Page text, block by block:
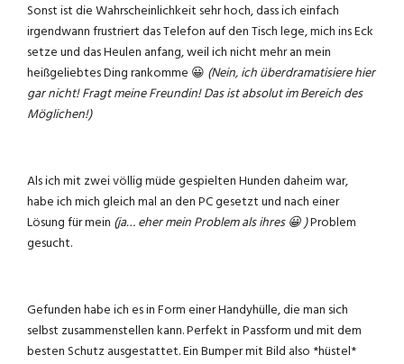
Sonst ist die Wahrscheinlichkeit sehr hoch, dass ich einfach
irgendwann frustriert das Telefon auf den Tisch lege, mich ins Eck
setze und das Heulen anfang, weil ich nicht mehr an mein
heißgeliebtes Ding rankomme 😀 (Nein, ich überdramatisiere hier
gar nicht! Fragt meine Freundin! Das ist absolut im Bereich des
Möglichen!)
Als ich mit zwei völlig müde gespielten Hunden daheim war,
habe ich mich gleich mal an den PC gesetzt und nach einer
Lösung für mein (ja… eher mein Problem als ihres 😀 )Problem
gesucht.
Gefunden habe ich es in Form einer Handyhülle, die man sich
selbst zusammenstellen kann. Perfekt in Passform und mit dem
besten Schutz ausgestattet. Ein Bumper mit Bild also *hüstel*